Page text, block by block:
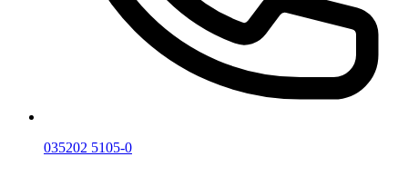
035202 5105-0